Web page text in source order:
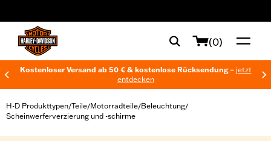
(0)
Kostenloser Versand ab 50 € & kostenlose Rücksendung – jetzt
entdecken
H-D Produkttypen/Teile/Motorradteile/Beleuchtung/
Scheinwerferverzierung und -schirme